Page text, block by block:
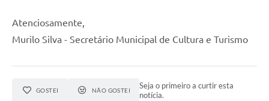
Atenciosamente,
Murilo Silva - Secretário Municipal de Cultura e Turismo
GOSTEI NÃO GOSTEI
Seja o primeiro a curtir esta
notícia.